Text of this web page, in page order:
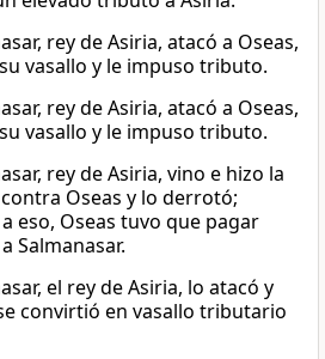
rey de Asiria, atacó a Oseas,
vasallo y le impuso tributo.
rey de Asiria, atacó a Oseas,
vasallo y le impuso tributo.
rey de Asiria, vino e hizo la
Oseas y lo derrotó;
eso, Oseas tuvo que pagar
Salmanasar.
el rey de Asiria, lo atacó y
convirtió en vasallo tributario